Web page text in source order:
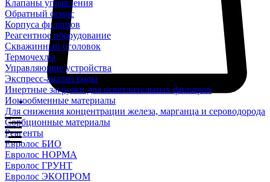
Клапаны управления
Обратный осмос
Корпуса фильтров
Реагентное оборудование
Скважинный оголовок
Термочехлы
Управляющие устройства
Экспресс-анализ воды
Инертные загрузки для осветлительных фильтров
Ионообменные материалы
Для снижения концентрации железа, марганца и сероводорода
Сорбционные материалы
Реагенты
Евролос БИО
Евролос НОРМА
Евролос ГРУНТ
Евролос ЭКОПРОМ